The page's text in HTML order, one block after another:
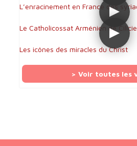
L’enracinement en France des
Le Catholicossat Arménien de
Les icônes des miracles du Christ
> Voir toutes les